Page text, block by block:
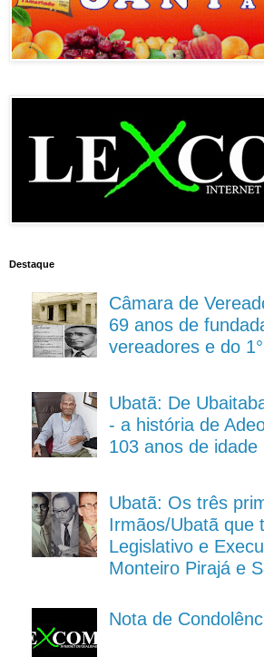
Destaque
Câmara de
69 anos de
vereadores e do
Ubatã: De
- a história de
103 anos de idade
Ubatã: Os três
Irmãos/Ubatã que
Legislativo e
Monteiro Pirajá e
Nota de